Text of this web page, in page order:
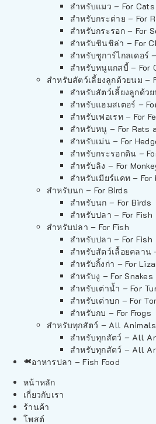
สำหรับแมว – For Cats
สำหรับกระต่าย – For
สำหรับกระรอก – For
สำหรับชินชิล่า – For
สำหรับชูการ์ไกลเดอร์
สำหรับหนูแกสบี้ – For
สำหรับสัตว์เลี้ยงลูกด้วยนม –
สำหรับสัตว์เลี้ยงลูกด้ว
สำหรับแฮมสเตอร์ –
สำหรับเฟอเรท – For
สำหรับหนู – For Rats
สำหรับเม่น – For
สำหรับกระรอกดิน –
สำหรับลิง – For
สำหรับเมียร์แคท – For
สำหรับนก – For Birds
สำหรับนก – For Birds
สำหรับปลา – For Fish
สำหรับปลา – For Fish
สำหรับปลา – For Fish
สำหรับสัตว์เลื้อยคลาน
สำหรับกิ้งก่า – For
สำหรับงู – For Snakes
สำหรับเต่าน้ำ – For
สำหรับเต่าบก – For
สำหรับกบ – For Frogs
สำหรับทุกสัตว์ – All Animals
สำหรับทุกสัตว์ – All
สำหรับทุกสัตว์ – All
อาหารปลา – Fish Food
หน้าหลัก
เกี่ยวกับเรา
ร้านค้า
โพสต์